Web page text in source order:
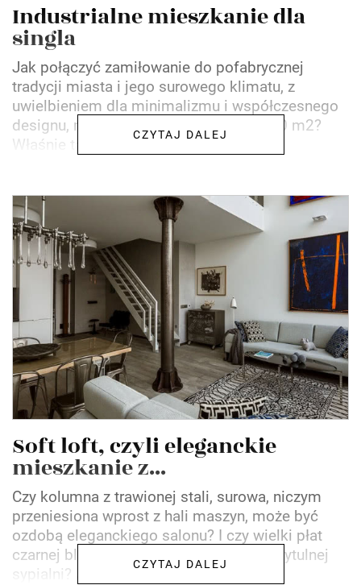
Industrialne mieszkanie dla
singla
Jak połączyć zamiłowanie do pofabrycznej
tradycji miasta i jego surowego klimatu, z
uwielbieniem dla minimalizmu i współczesnego
designu, mając do dyspozycji jedynie 50 m2?
Właśnie tak: zestawiając...
CZYTAJ DALEJ
Soft loft, czyli eleganckie
mieszkanie z...
Czy kolumna z trawionej stali, surowa, niczym
przeniesiona wprost z hali maszyn, może być
ozdobą eleganckiego salonu? I czy wielki płat
czarnej blachy może okrywać ścianę przytulnej
sypialni? Jak...
CZYTAJ DALEJ